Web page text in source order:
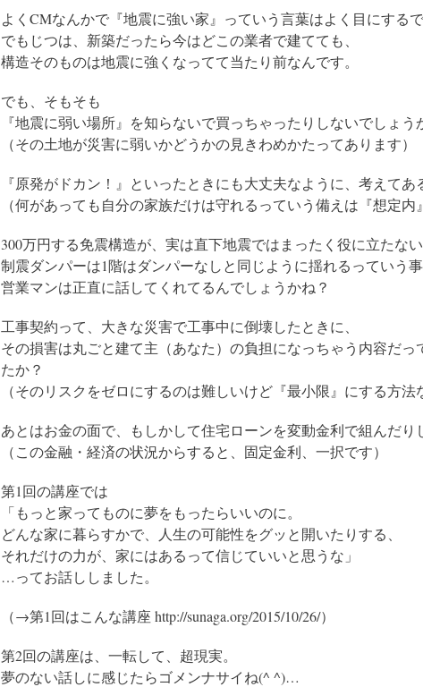
よくCMなんかで『地震に強い家』っていう言葉はよく目にする
でもじつは、新築だったら今はどこの業者で建てても、
構造そのものは地震に強くなってて当たり前なんです。
でも、そもそも
『地震に弱い場所』を知らないで買っちゃったりしないでしょう
（その土地が災害に弱いかどうかの見きわめかたってあります）
『原発がドカン！』といったときにも大丈夫なように、考えてあ
（何があっても自分の家族だけは守れるっていう備えは『想定内
300万円する免震構造が、実は直下地震ではまったく役に立たない
制震ダンパーは1階はダンパーなしと同じように揺れるっていう事
営業マンは正直に話してくれてるんでしょうかね？
工事契約って、大きな災害で工事中に倒壊したときに、
その損害は丸ごと建て主（あなた）の負担になっちゃう内容だ
たか？
（そのリスクをゼロにするのは難しいけど『最小限』にする方法
あとはお金の面で、もしかして住宅ローンを変動金利で組んだり
（この金融・経済の状況からすると、固定金利、一択です）
第1回の講座では
「もっと家ってものに夢をもったらいいのに。
どんな家に暮らすかで、人生の可能性をグッと開いたりする、
それだけの力が、家にはあるって信じていいと思うな」
…ってお話ししました。
（→第1回はこんな講座 http://sunaga.org/2015/10/26/）
第2回の講座は、一転して、超現実。
夢のない話しに感じたらゴメンナサイね(^ ^)…